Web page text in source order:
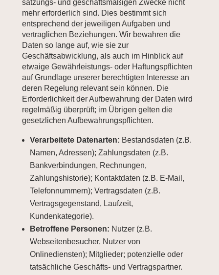
satzungs- und geschäftsmäßigen Zwecke nicht
mehr erforderlich sind. Dies bestimmt sich
entsprechend der jeweiligen Aufgaben und
vertraglichen Beziehungen. Wir bewahren die
Daten so lange auf, wie sie zur
Geschäftsabwicklung, als auch im Hinblick auf
etwaige Gewährleistungs- oder Haftungspflichten
auf Grundlage unserer berechtigten Interesse an
deren Regelung relevant sein können. Die
Erforderlichkeit der Aufbewahrung der Daten wird
regelmäßig überprüft; im Übrigen gelten die
gesetzlichen Aufbewahrungspflichten.
Verarbeitete Datenarten: Bestandsdaten (z.B.
Namen, Adressen); Zahlungsdaten (z.B.
Bankverbindungen, Rechnungen,
Zahlungshistorie); Kontaktdaten (z.B. E-Mail,
Telefonnummern); Vertragsdaten (z.B.
Vertragsgegenstand, Laufzeit,
Kundenkategorie).
Betroffene Personen: Nutzer (z.B.
Webseitenbesucher, Nutzer von
Onlinediensten); Mitglieder; potenzielle oder
tatsächliche Geschäfts- und Vertragspartner.